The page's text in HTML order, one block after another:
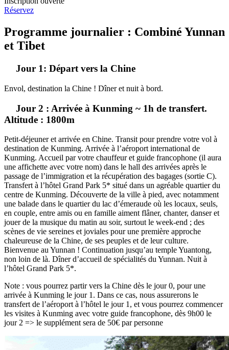
Réservez
Programme journalier : Combiné Yunnan
et Tibet
Jour 1: Départ vers la Chine
Envol, destination la Chine ! Dîner et nuit à bord.
Jour 2 : Arrivée à Kunming ~ 1h de transfert.
Altitude : 1800m
Petit-déjeuner et arrivée en Chine. Transit pour prendre votre vol à
destination de Kunming. Arrivée à l’aéroport international de
Kunming. Accueil par votre chauffeur et guide francophone (il aura
une affichette avec votre nom) dans le hall des arrivées après le
passage de l’immigration et la récupération des bagages (sortie C).
Transfert à l’hôtel Grand Park 5* situé dans un agréable quartier du
centre de Kunming. Découverte de la ville à pied, avec notamment
une balade dans le quartier du lac d’émeraude où les locaux, seuls,
en couple, entre amis ou en famille aiment flâner, chanter, danser et
jouer de la musique du matin au soir, surtout le week-end ; des
scènes de vie sereines et joviales pour une première approche
chaleureuse de la Chine, de ses peuples et de leur culture.
Bienvenue au Yunnan ! Continuation jusqu’au temple Yuantong,
non loin de là. Dîner d’accueil de spécialités du Yunnan. Nuit à
l’hôtel Grand Park 5*.
Note : vous pourrez partir vers la Chine dès le jour 0, pour une
arrivée à Kunming le jour 1. Dans ce cas, nous assurerons le
transfert de l’aéroport à l’hôtel le jour 1, et vous pourrez commencer
les visites à Kunming avec votre guide francophone, dès 9h00 le
jour 2 => le supplément sera de 50€ par personne